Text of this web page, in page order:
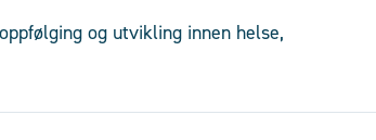
og utvikling innen helse,